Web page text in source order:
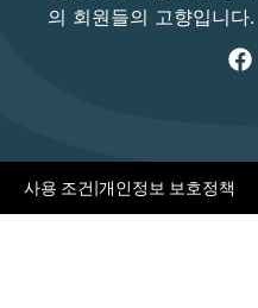
의 회원들의 고향입니다.
사용 조건|개인정보 보호정책